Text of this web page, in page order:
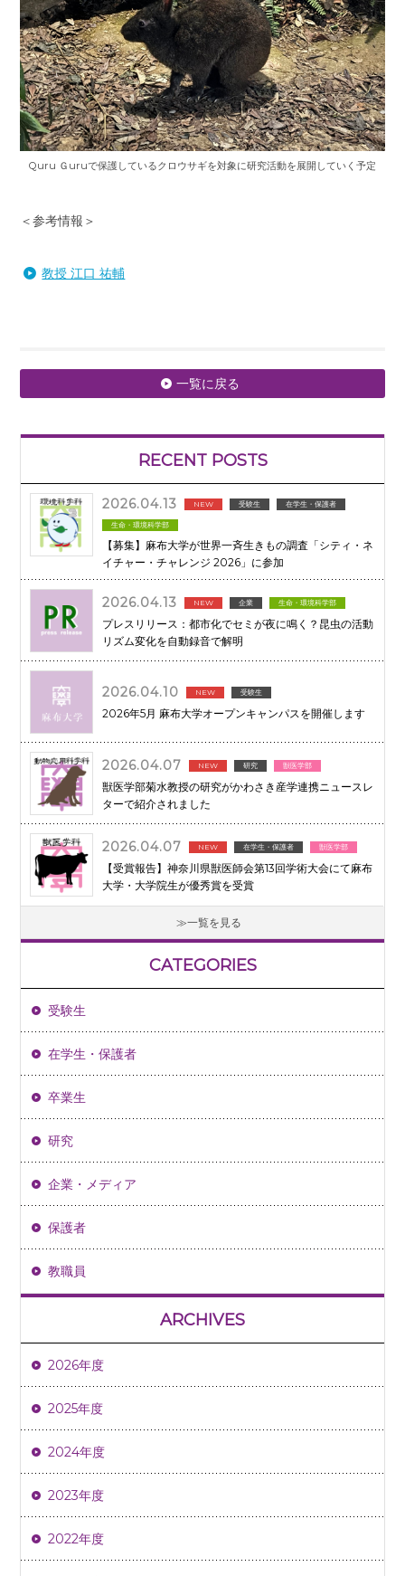
Quru Ｇuruで保護しているクロウサギを対象に研究活動を展開していく予定
＜参考情報＞
教授 江口 祐輔
一覧に戻る
RECENT POSTS
2026.04.13 NEW 受験生 在学生・保護者
生命・環境科学部
【募集】麻布大学が世界一斉生きもの調査「シティ・ネ
イチャー・チャレンジ 2026」に参加
2026.04.13 NEW 企業 生命・環境科学部
プレスリリース：都市化でセミが夜に鳴く？昆虫の活動
リズム変化を自動録音で解明
2026.04.10 NEW 受験生
2026年5月 麻布大学オープンキャンパスを開催します
2026.04.07 NEW 研究 獣医学部
獣医学部菊水教授の研究がかわさき産学連携ニュースレ
ターで紹介されました
2026.04.07 NEW 在学生・保護者 獣医学部
【受賞報告】神奈川県獣医師会第13回学術大会にて麻布
大学・大学院生が優秀賞を受賞
一覧を見る
CATEGORIES
受験生
在学生・保護者
卒業生
研究
企業・メディア
保護者
教職員
ARCHIVES
2026年度
2025年度
2024年度
2023年度
2022年度